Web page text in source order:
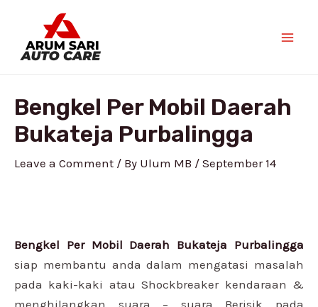
content
Bengkel Per Mobil Daerah
Bukateja Purbalingga
Leave a Comment / By Ulum MB / September 14
Bengkel Per Mobil Daerah Bukateja Purbalingga
siap membantu anda dalam mengatasi masalah
pada kaki-kaki atau Shockbreaker kendaraan &
menghilangkan suara – suara Berisik pada
navigation